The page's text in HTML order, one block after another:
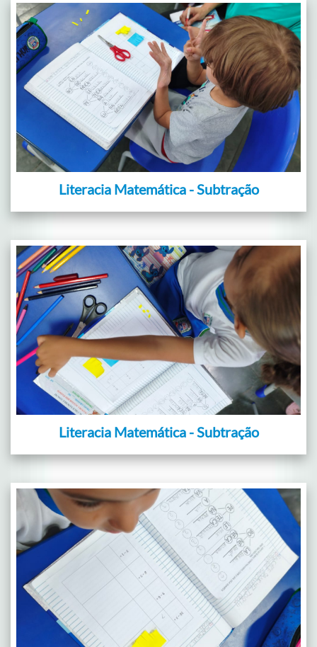
Literacia Matemática - Subtração
Literacia Matemática - Subtração